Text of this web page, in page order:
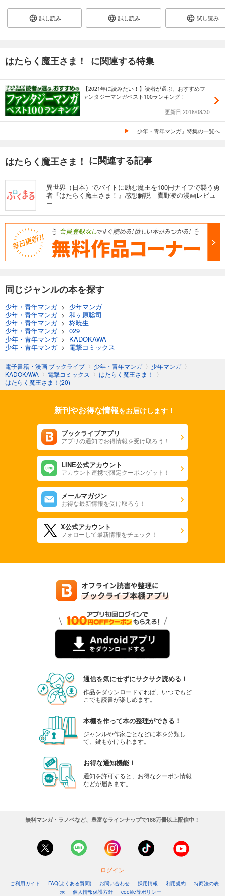
試し読み 試し読み 試し読み
はたらく魔王さま！ に関連する特集
【2021年に読みたい！】読者が選ぶ、おすすめフ
ァンタジーマンガベスト100ランキング！
更新日:2018/08/30
「少年・青年マンガ」特集の一覧へ
はたらく魔王さま！ に関連する記事
異世界（日本）でバイトに励む魔王を100円ナイフで襲う勇
者『はたらく魔王さま！』感想解説｜鷹野凌の漫画レビュ
ー
同じジャンルの本を探す
少年・青年マンガ> 少年マンガ
少年・青年マンガ> 和ヶ原聡司
少年・青年マンガ> 柊暁生
少年・青年マンガ> 029
少年・青年マンガ> KADOKAWA
少年・青年マンガ> 電撃コミックス
電子書籍・漫画 ブックライブ 〉 少年・青年マンガ 〉 少年マンガ 〉
KADOKAWA 〉 電撃コミックス 〉 はたらく魔王さま！
〉
はたらく魔王さま！(20)
新刊やお得な情報をお届けします！
ブックライブアプリ
アプリの通知でお得情報を受け取ろう！
LINE公式アカウント
アカウント連携で限定クーポンゲット！
メールマガジン
お得な最新情報を受け取ろう！
X公式アカウント
フォローして最新情報をチェック！
通信を気にせずにサクサク読める！
作品をダウンロードすれば、いつでもど
こでも読書が楽しめます。
本棚を作って本の整理ができる！
ジャンルや作家ごとなどに本を分類し
て、鍵もかけられます。
お得な通知機能！
通知を許可すると、お得なクーポン情報
などが届きます。
無料マンガ・ラノベなど、豊富なラインナップで188万冊以上配信中！
ログイン
ご利用ガイド FAQ(よくある質問) お問い合わせ 採用情報 利用規約
特商法の表
示
個人情報保護方針 cookie等ポリシー